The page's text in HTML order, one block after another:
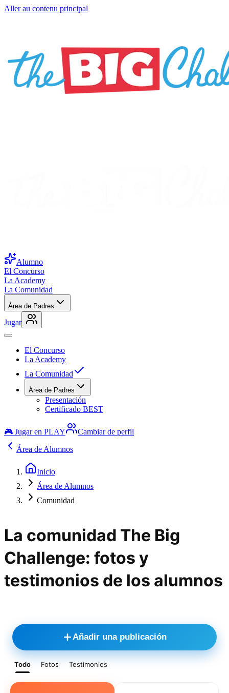
Aller au contenu principal
Alumno
El Concurso
La Academy
La Comunidad
Área de Padres
Jugar
El Concurso
La Academy
La Comunidad
Área de Padres
Presentación
Certificado BEST
🎮 Jugar en PLAY
Cambiar de perfil
Área de Alumnos
Inicio
Área de Alumnos
Comunidad
La comunidad The Big
Challenge: fotos y
testimonios de los alumnos
Añadir una publicación
Todo Fotos Testimonios